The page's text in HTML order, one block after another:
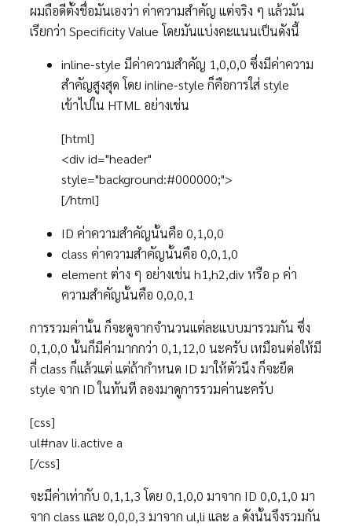
ผมถือดีตั้งชื่อมันเองว่า ค่าความสำคัญ แต่จริง ๆ แล้วมัน
เรียกว่า Specificity Value โดยมันแบ่งคะแนนเป็นดังนี้
inline-style มีค่าความสำคัญ 1,0,0,0 ซึ่งมีค่าความ
สำคัญสูงสุด โดย inline-style ก็คือการใส่ style
เข้าไปใน HTML อย่างเช่น
[html]
<div id="header"
style="background:#000000;">
[/html]
ID ค่าความสำคัญนั้นคือ 0,1,0,0
class ค่าความสำคัญนั้นคือ 0,0,1,0
element ต่าง ๆ อย่างเช่น h1,h2,div หรือ p ค่า
ความสำคัญนั้นคือ 0,0,0,1
การรวมค่านั้น ก็จะดูจากจำนวนแต่ละแบบมารวมกัน ซึ่ง
0,1,0,0 นั้นก็มีค่ามากกว่า 0,1,12,0 นะครับ เหมือนต่อให้มี
กี่ class ก็แล้วแต่ แต่ถ้ากำหนด ID มาให้ตัวนึง ก็จะยึด
style จาก ID ในทันที ลองมาดูการรวมค่านะครับ
[css]
ul#nav li.active a
[/css]
จะมีค่าเท่ากับ 0,1,1,3 โดย 0,1,0,0 มาจาก ID 0,0,1,0 มา
จาก class และ 0,0,0,3 มาจาก ul,li และ a ดังนั้นจึงรวมกัน